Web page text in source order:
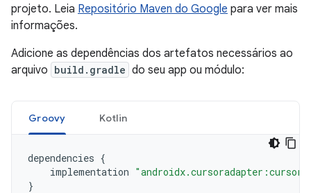
projeto. Leia Repositório Maven do Google para ver mais
informações.
Adicione as dependências dos artefatos necessários ao
arquivo build.gradle do seu app ou módulo:
Groovy Kotlin
dependencies {
implementation
}